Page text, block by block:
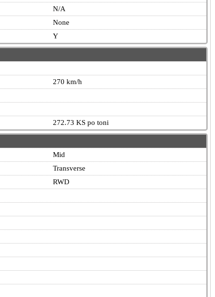
N/A
None
Y
270 km/h
272.73 KS po toni
Mid
Transverse
RWD